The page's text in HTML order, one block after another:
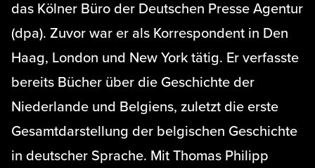
das Kölner Büro der Deutschen Presse Agentur
(dpa). Zuvor war er als Korrespondent in Den
Haag, London und New York tätig. Er verfasste
bereits Bücher über die Geschichte der
Niederlande und Belgiens, zuletzt die erste
Gesamtdarstellung der belgischen Geschichte
in deutscher Sprache. Mit Thomas Philipp